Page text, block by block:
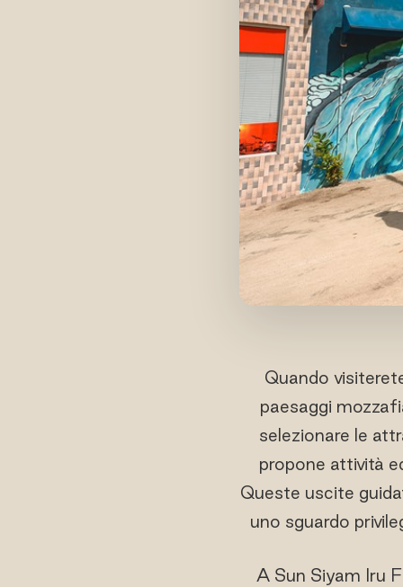
Quando
paesaggi
selezionare le
propone attività
Queste uscite
uno sguardo
A Sun Siyam Iru